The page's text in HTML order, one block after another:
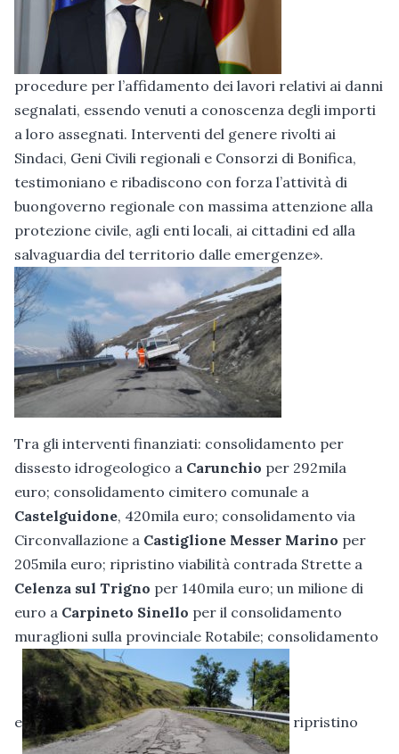
procedure per l’affidamento dei lavori relativi ai danni
segnalati, essendo venuti a conoscenza degli importi
a loro assegnati. Interventi del genere rivolti ai
Sindaci, Geni Civili regionali e Consorzi di Bonifica,
testimoniano e ribadiscono con forza l’attività di
buongoverno regionale con massima attenzione alla
protezione civile, agli enti locali, ai cittadini ed alla
salvaguardia del territorio dalle emergenze».
Tra gli interventi finanziati: consolidamento per
dissesto idrogeologico a Carunchio per 292mila
euro; consolidamento cimitero comunale a
Castelguidone, 420mila euro; consolidamento via
Circonvallazione a Castiglione Messer Marino per
205mila euro; ripristino viabilità contrada Strette a
Celenza sul Trigno per 140mila euro; un milione di
euro a Carpineto Sinello per il consolidamento
muraglioni sulla provinciale Rotabile; consolidamento
e ripristino